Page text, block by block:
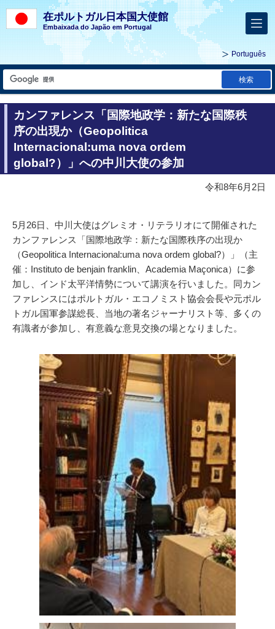
在ポルトガル日本国大使館
Embaixada do Japão em Portugal
Português
検索
カンファレンス「国際地政学：新たな国際秩
序の出現か（Geopolitica
Internacional:uma nova ordem
global?）」への中川大使の参加
令和8年6月2日
5月26日、中川大使はグレミオ・リテラリオにて開催された
カンファレンス「国際地政学：新たな国際秩序の出現か
（Geopolitica Internacional:uma nova ordem global?）」（主
催：Instituto de benjain franklin、Academia Maçonica）に参
加し、インド太平洋情勢について講演を行いました。同カン
ファレンスにはポルトガル・エコノミスト協会会長や元ポル
トガル国軍参謀総長、当地の著名ジャーナリスト等、多くの
有識者が参加し、有意義な意見交換の場となりました。